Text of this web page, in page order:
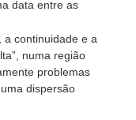
data entre as
a continuidade e a
numa região
problemas
dispersão